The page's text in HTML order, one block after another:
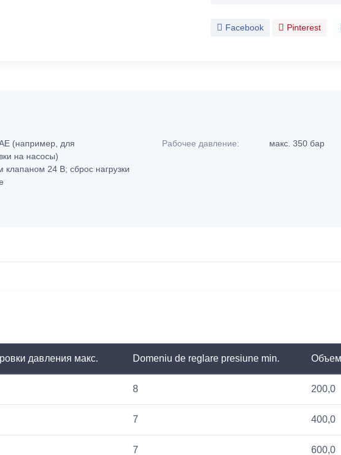
Facebook Pinterest
(например, для
на насосы)
клапаном 24 В; сброс нагрузки
Рабочее давление: макс. 350 бар
давления макс. Domeniu de reglare presiune min.
8 200,0
7 400,0
7 600,0